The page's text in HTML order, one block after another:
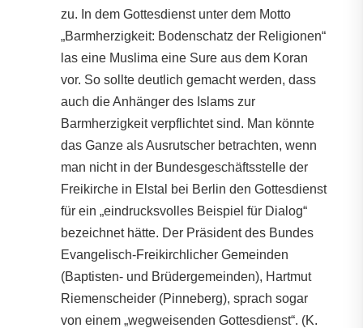
zu. In dem Gottesdienst unter dem Motto
„Barmherzigkeit: Bodenschatz der Religionen“
las eine Muslima eine Sure aus dem Koran
vor. So sollte deutlich gemacht werden, dass
auch die Anhänger des Islams zur
Barmherzigkeit verpflichtet sind. Man könnte
das Ganze als Ausrutscher betrachten, wenn
man nicht in der Bundesgeschäftsstelle der
Freikirche in Elstal bei Berlin den Gottesdienst
für ein „eindrucksvolles Beispiel für Dialog“
bezeichnet hätte. Der Präsident des Bundes
Evangelisch-Freikirchlicher Gemeinden
(Baptisten- und Brüdergemeinden), Hartmut
Riemenscheider (Pinneberg), sprach sogar
von einem „wegweisenden Gottesdienst“. (K.